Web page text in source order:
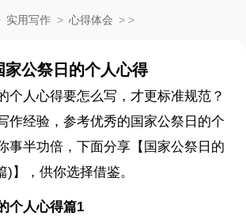
实用写作 > 心得体会 > >
家公祭日的个人心得
个人心得要怎么写，才更标准规范？
作经验，参考优秀的国家公祭日的个
事半功倍，下面分享【国家公祭日的
)】，供你选择借鉴。
个人心得篇1